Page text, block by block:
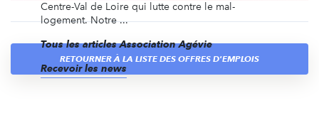
Centre-Val de Loire qui lutte contre le mal-
logement. Notre ...
Tous les articles Association Agévie
Recevoir les news
RETOURNER À LA LISTE DES OFFRES D'EMPLOIS